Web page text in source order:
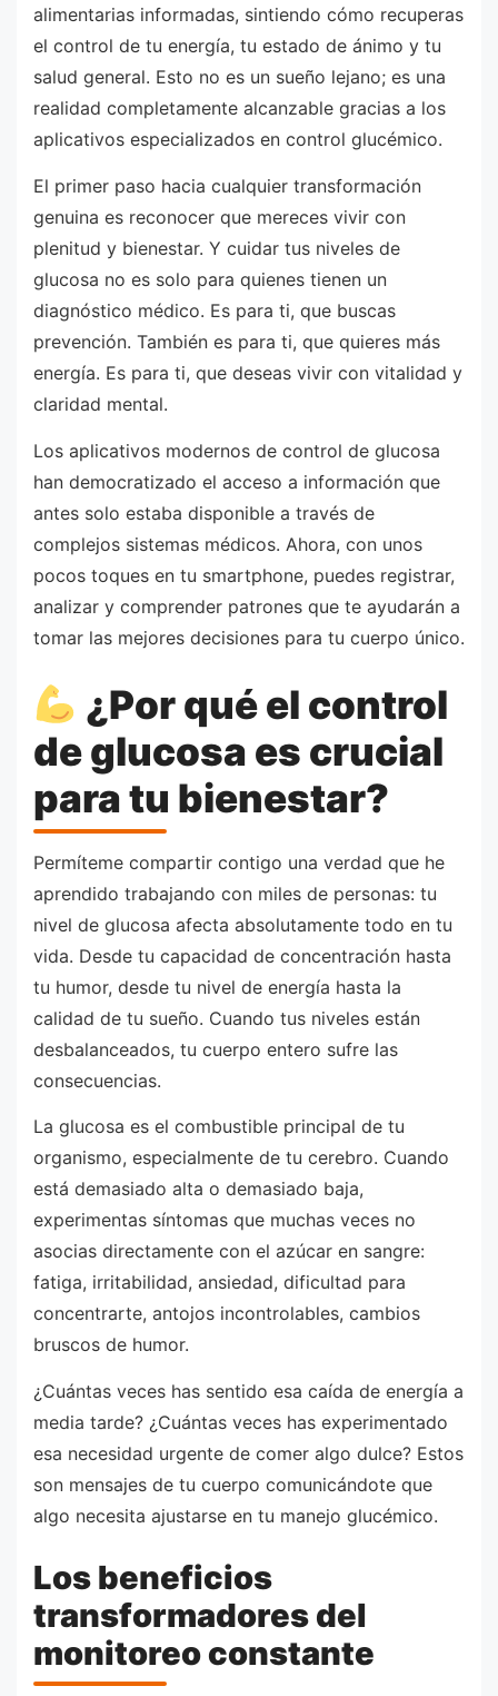
alimentarias informadas, sintiendo cómo recuperas
el control de tu energía, tu estado de ánimo y tu
salud general. Esto no es un sueño lejano; es una
realidad completamente alcanzable gracias a los
aplicativos especializados en control glucémico.
El primer paso hacia cualquier transformación
genuina es reconocer que mereces vivir con
plenitud y bienestar. Y cuidar tus niveles de
glucosa no es solo para quienes tienen un
diagnóstico médico. Es para ti, que buscas
prevención. También es para ti, que quieres más
energía. Es para ti, que deseas vivir con vitalidad y
claridad mental.
Los aplicativos modernos de control de glucosa
han democratizado el acceso a información que
antes solo estaba disponible a través de
complejos sistemas médicos. Ahora, con unos
pocos toques en tu smartphone, puedes registrar,
analizar y comprender patrones que te ayudarán a
tomar las mejores decisiones para tu cuerpo único.
¿Por qué el control
de glucosa es crucial
para tu bienestar?
Permíteme compartir contigo una verdad que he
aprendido trabajando con miles de personas: tu
nivel de glucosa afecta absolutamente todo en tu
vida. Desde tu capacidad de concentración hasta
tu humor, desde tu nivel de energía hasta la
calidad de tu sueño. Cuando tus niveles están
desbalanceados, tu cuerpo entero sufre las
consecuencias.
La glucosa es el combustible principal de tu
organismo, especialmente de tu cerebro. Cuando
está demasiado alta o demasiado baja,
experimentas síntomas que muchas veces no
asocias directamente con el azúcar en sangre:
fatiga, irritabilidad, ansiedad, dificultad para
concentrarte, antojos incontrolables, cambios
bruscos de humor.
¿Cuántas veces has sentido esa caída de energía a
media tarde? ¿Cuántas veces has experimentado
esa necesidad urgente de comer algo dulce? Estos
son mensajes de tu cuerpo comunicándote que
algo necesita ajustarse en tu manejo glucémico.
Los beneficios
transformadores del
monitoreo constante